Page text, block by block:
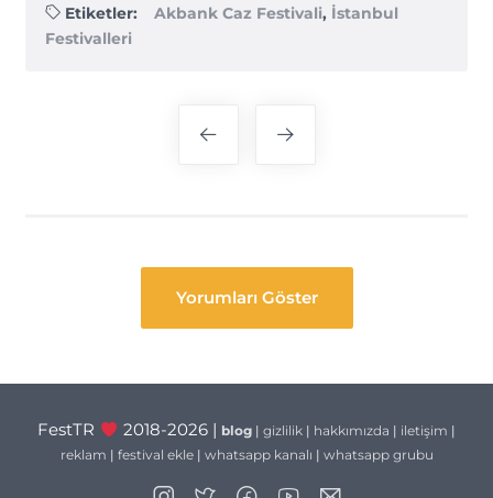
Etiketler: Akbank Caz Festivali, İstanbul
Festivalleri
Yorumları Göster
FestTR 2018-2026 | blog| gizlilik| hakkımızda | iletişim |
reklam | festival ekle| whatsapp kanalı | whatsapp grubu